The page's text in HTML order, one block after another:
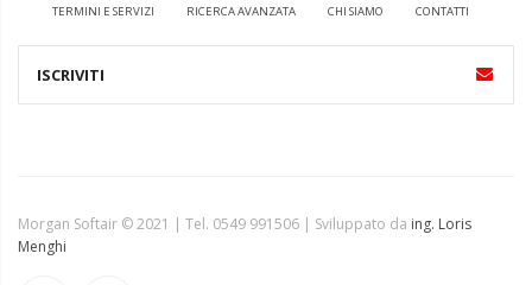
TERMINI E SERVIZI RICERCA AVANZATA CHI SIAMO CONTATTI
Morgan Softair © 2021 | Tel. 0549 991506 | Sviluppato da ing. Loris
Menghi